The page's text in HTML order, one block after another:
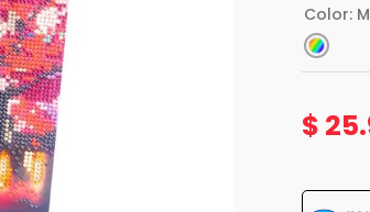
Color:
$ 25.